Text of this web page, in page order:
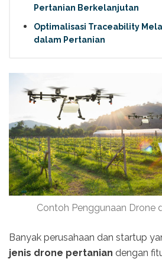
Pertanian Berkelanjutan
Optimalisasi Traceability
dalam Pertanian
Contoh Penggunaan Drone
Banyak perusahaan dan startup
jenis drone pertanian dengan